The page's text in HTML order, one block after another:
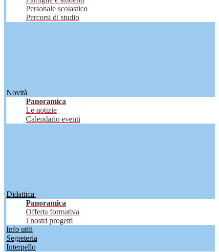
Personale scolastico
Percorsi di studio
Novità
Panoramica
Le notizie
Calendario eventi
Didattica
Panoramica
Offerta formativa
I nostri progetti
Info utili
Segreteria
Interpello